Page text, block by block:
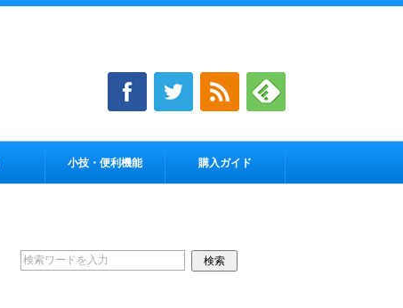
小技・便利機能 購入ガイド